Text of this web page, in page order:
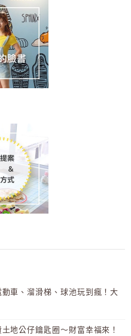
車、溜滑梯、球池玩到瘋！大
地公仔鑰匙圈～財富幸福來！